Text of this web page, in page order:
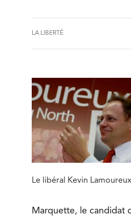
LA LIBERTÉ
Le libéral Kevin Lamoureux
Marquette, le candidat